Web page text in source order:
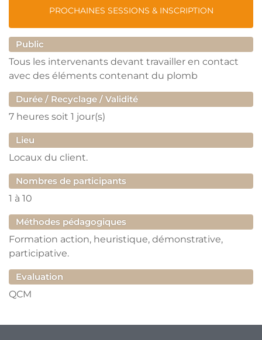
PROCHAINES SESSIONS & INSCRIPTION
Public
Tous les intervenants devant travailler en contact
avec des éléments contenant du plomb
Durée / Recyclage / Validité
7 heures soit 1 jour(s)
Lieu
Locaux du client.
Nombres de participants
1 à 10
Méthodes pédagogiques
Formation action, heuristique, démonstrative,
participative.
Evaluation
QCM